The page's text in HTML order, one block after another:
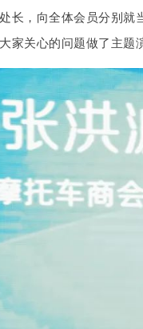
长，向全体会员分别
家关心的问题做了主题